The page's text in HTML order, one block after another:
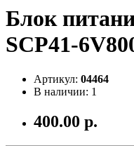
Блок
SCP41-
Артикул: 04464
В наличии: 1
400.00 р.